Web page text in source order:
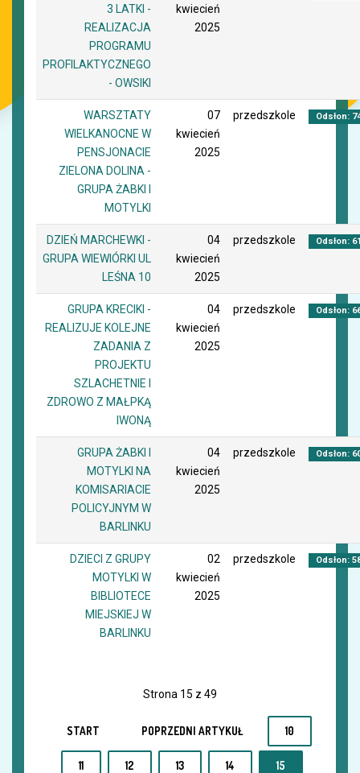
3 LATKI -
REALIZACJA
PROGRAMU
PROFILAKTYCZNEGO
- OWSIKI
kwiecień
2025
WARSZTATY
WIELKANOCNE W
PENSJONACIE
ZIELONA DOLINA -
GRUPA ŻABKI I
MOTYLKI
07
kwiecień
2025
przedszkole Odsłon:
DZIEŃ MARCHEWKI -
GRUPA WIEWIÓRKI UL
LEŚNA 10
04
kwiecień
2025
przedszkole Odsłon:
GRUPA KRECIKI -
REALIZUJE KOLEJNE
ZADANIA Z
PROJEKTU
SZLACHETNIE I
ZDROWO Z MAŁPKĄ
IWONĄ
04
kwiecień
2025
przedszkole Odsłon:
GRUPA ŻABKI I
MOTYLKI NA
KOMISARIACIE
POLICYJNYM W
BARLINKU
04
kwiecień
2025
przedszkole Odsłon:
DZIECI Z GRUPY
MOTYLKI W
BIBLIOTECE
MIEJSKIEJ W
BARLINKU
02
kwiecień
2025
przedszkole Odsłon:
Strona 15 z 49
START POPRZEDNI ARTYKUŁ 10
11 12 13 14 15